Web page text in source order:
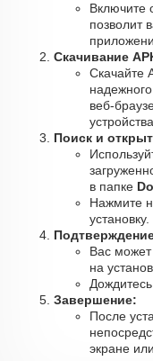
Включите
позволит
Скачивание
Скачайте
веб-
устройства.
Поиск и
в папке
Нажмите
установку.
Вас может
на
Завершение:
После
экране